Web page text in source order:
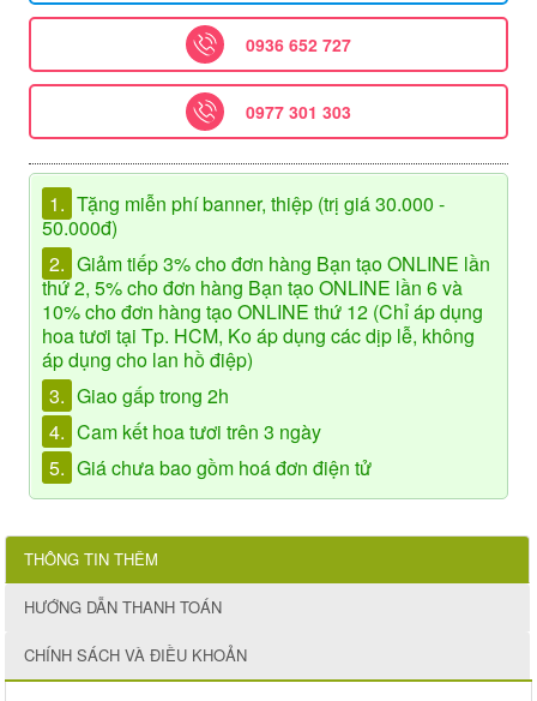
0936 652 727
0977 301 303
1. Tặng miễn phí banner, thiệp (trị giá 30.000 -
50.000đ)
2. Giảm tiếp 3% cho đơn hàng Bạn tạo ONLINE lần
thứ 2, 5% cho đơn hàng Bạn tạo ONLINE lần 6 và
10% cho đơn hàng tạo ONLINE thứ 12 (Chỉ áp dụng
hoa tươi tại Tp. HCM, Ko áp dụng các dịp lễ, không
áp dụng cho lan hồ điệp)
3. Giao gấp trong 2h
4. Cam kết hoa tươi trên 3 ngày
5. Giá chưa bao gồm hoá đơn điện tử
THÔNG TIN THÊM
HƯỚNG DẪN THANH TOÁN
CHÍNH SÁCH VÀ ĐIỀU KHOẢN